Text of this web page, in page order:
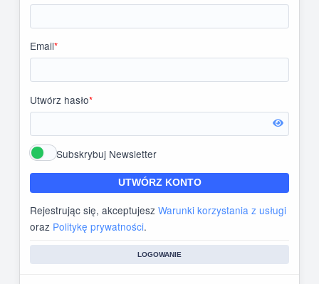
Email*
Utwórz hasło*
Subskrybuj Newsletter
UTWÓRZ KONTO
Rejestrując się, akceptujesz Warunki korzystania z usługi
oraz Politykę prywatności.
LOGOWANIE